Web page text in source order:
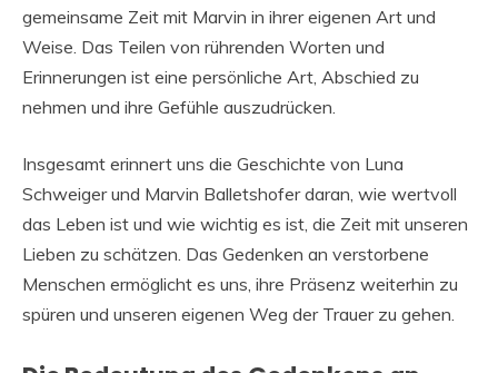
gemeinsame Zeit mit Marvin in ihrer eigenen Art und
Weise. Das Teilen von rührenden Worten und
Erinnerungen ist eine persönliche Art, Abschied zu
nehmen und ihre Gefühle auszudrücken.
Insgesamt erinnert uns die Geschichte von Luna
Schweiger und Marvin Balletshofer daran, wie wertvoll
das Leben ist und wie wichtig es ist, die Zeit mit unseren
Lieben zu schätzen. Das Gedenken an verstorbene
Menschen ermöglicht es uns, ihre Präsenz weiterhin zu
spüren und unseren eigenen Weg der Trauer zu gehen.